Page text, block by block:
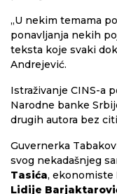
„U nekim temama
ponavljanja nekih
teksta koje svaki
Andrejević.
Istraživanje CINS-a
Narodne banke
drugih autora bez
Guvernerka
svog nekadašnjeg
Tasića, ekonomiste
Lidije